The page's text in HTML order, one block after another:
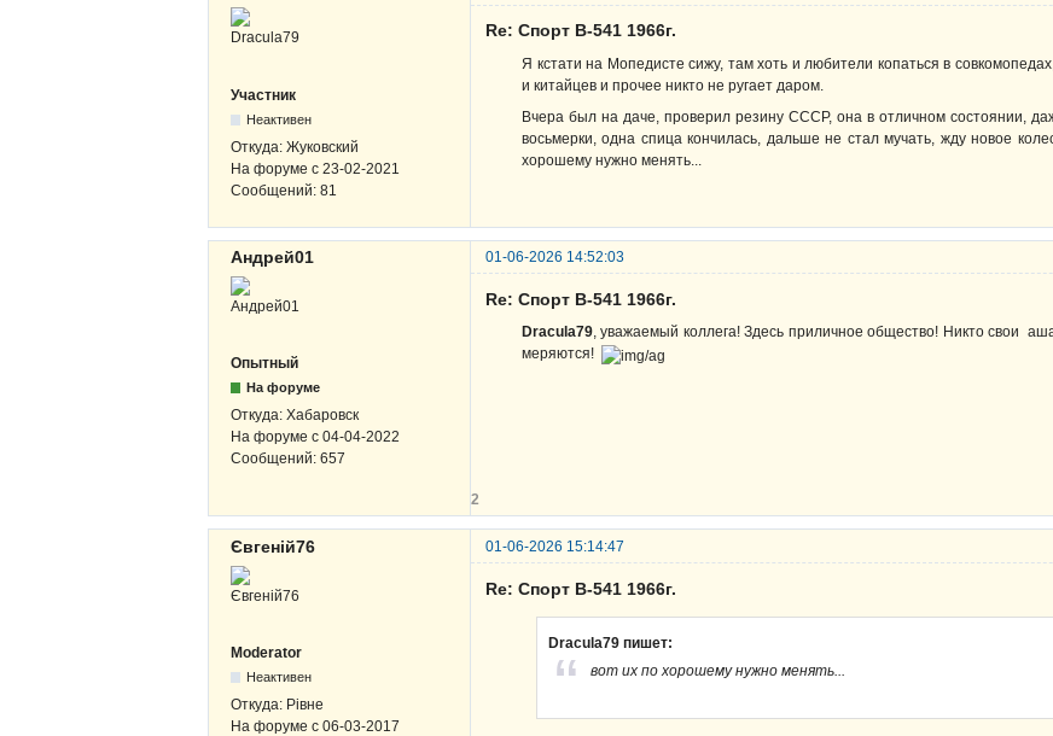
Участник
Неактивен
Откуда: Жуковский
На форуме с 23-02-2021
Сообщений: 81
Re: Спорт В-541 1966г.
Я кстати на Мопедисте сижу, там хоть и любители копаться в
и китайцев и прочее никто не ругает даром.
Вчера был на даче, проверил резину СССР, она в отличном состоянии,
восьмерки, одна спица кончилась, дальше не стал мучать, жду новое
хорошему нужно менять...
Андрей01 01-06-2026 14:52:03
Опытный
На форуме
Откуда: Хабаровск
На форуме с 04-04-2022
Сообщений: 657
Re: Спорт В-541 1966г.
Dracula79, уважаемый коллега! Здесь приличное общество! Никто свои
меряются!
2
Євгеній76 01-06-2026 15:14:47
Moderator
Неактивен
Откуда: Рівне
На форуме с 06-03-2017
Re: Спорт В-541 1966г.
Dracula79 пишет:
вот их по хорошему нужно менять...